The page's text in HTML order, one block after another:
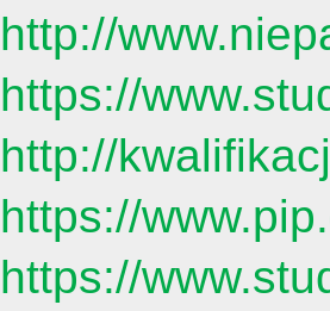
http://
https://
http://
https://
https://